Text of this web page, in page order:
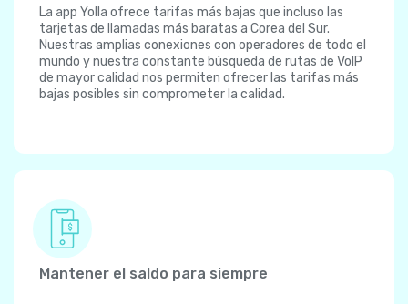
La app Yolla ofrece tarifas más bajas que incluso las
tarjetas de llamadas más baratas a Corea del Sur.
Nuestras amplias conexiones con operadores de todo el
mundo y nuestra constante búsqueda de rutas de VoIP
de mayor calidad nos permiten ofrecer las tarifas más
bajas posibles sin comprometer la calidad.
Mantener el saldo para siempre